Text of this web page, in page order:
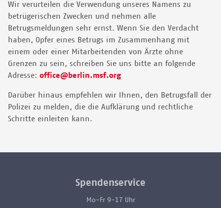
Wir verurteilen die Verwendung unseres Namens zu
betrügerischen Zwecken und nehmen alle
Betrugsmeldungen sehr ernst. Wenn Sie den Verdacht
haben, Opfer eines Betrugs im Zusammenhang mit
einem oder einer Mitarbeitenden von Ärzte ohne
Grenzen zu sein, schreiben Sie uns bitte an folgende
Adresse: office@berlin.msf.org
Darüber hinaus empfehlen wir Ihnen, den Betrugsfall der
Polizei zu melden, die die Aufklärung und rechtliche
Schritte einleiten kann.
Spendenservice
Mo-Fr 9-17 Uhr